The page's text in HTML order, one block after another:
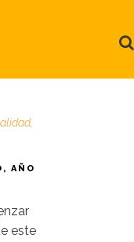
,
AÑO
este